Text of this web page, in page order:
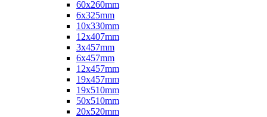
60x260mm
6x325mm
10x330mm
12x407mm
3x457mm
6x457mm
12x457mm
19x457mm
19x510mm
50x510mm
20x520mm